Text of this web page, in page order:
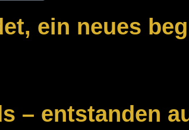
ein neues
– entstanden